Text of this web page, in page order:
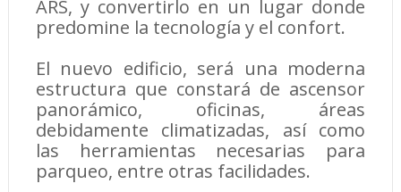
ARS, y convertirlo en un lugar donde
predomine la tecnología y el confort.
El nuevo edificio, será una moderna
estructura que constará de ascensor
panorámico, oficinas, áreas
debidamente climatizadas, así como
las herramientas necesarias para
parqueo, entre otras facilidades.